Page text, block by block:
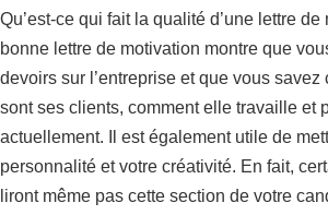
Qu’est-ce qui fait la qualité d’une lettre
bonne lettre de motivation montre que
devoirs sur l’entreprise et que vous savez
sont ses clients, comment elle travaille et
actuellement. Il est également utile de
personnalité et votre créativité. En fait,
liront même pas cette section de votre